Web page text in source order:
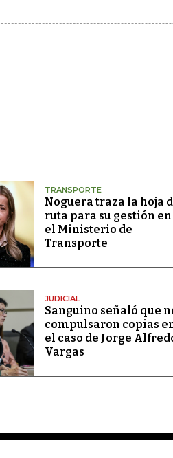
TRANSPORTE
Noguera traza la hoja
ruta para su gestión en
el Ministerio de
Transporte
JUDICIAL
Sanguino señaló que
compulsaron copias
el caso de Jorge
Vargas